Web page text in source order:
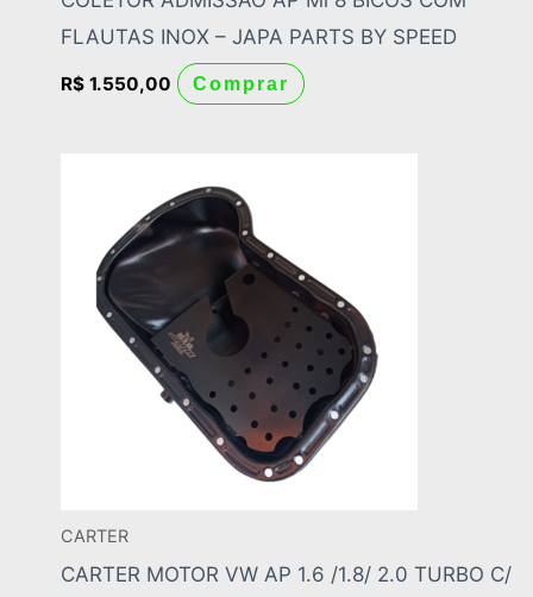
FLAUTAS INOX – JAPA PARTS BY SPEED
R$ 1.550,00 Comprar
CARTER
CARTER MOTOR VW AP 1.6 /1.8/ 2.0 TURBO C/